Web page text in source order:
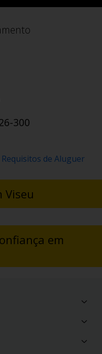
300
de Aluguer
Viseu
em